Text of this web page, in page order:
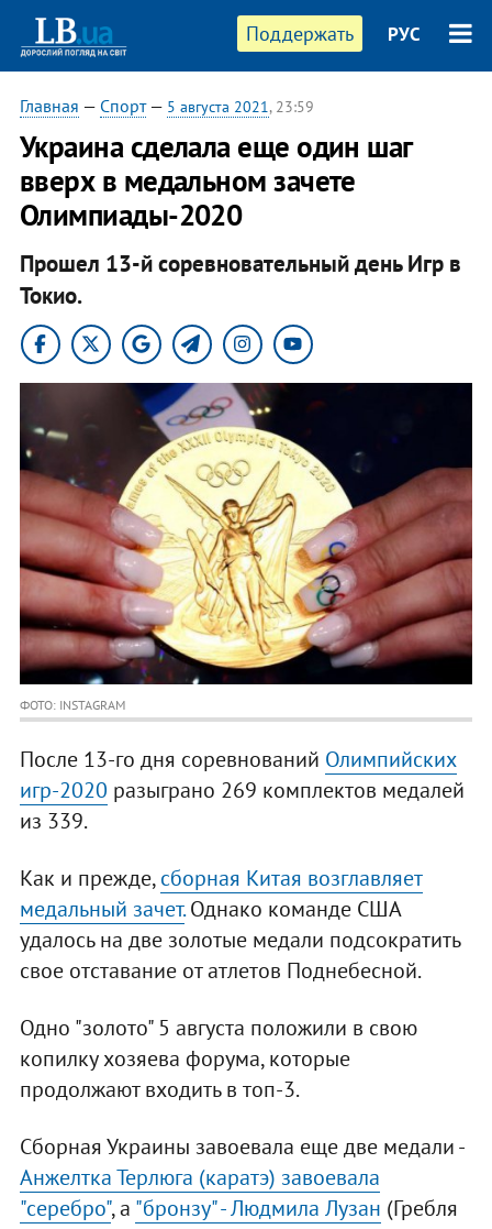
Поддержать РУС
Главная — Спорт— 5 августа 2021, 23:59
Украина сделала еще один шаг
вверх в медальном зачете
Олимпиады-2020
Прошел 13-й соревновательный день Игр в
Токио.
ФОТО: INSTAGRAM
После 13-го дня соревнований Олимпийских
игр-2020 разыграно 269 комплектов медалей
из 339.
Как и прежде,сборная Китая возглавляет
медальный зачет.Однако команде США
удалось на две золотые медали подсократить
свое отставание от атлетов Поднебесной.
Одно "золото" 5 августа положили в свою
копилку хозяева форума, которые
продолжают входить в топ-3.
Сборная Украины завоевала еще две медали -
Анжелтка Терлюга (каратэ) завоевала
"серебро", а "бронзу" - Людмила Лузан (Гребля